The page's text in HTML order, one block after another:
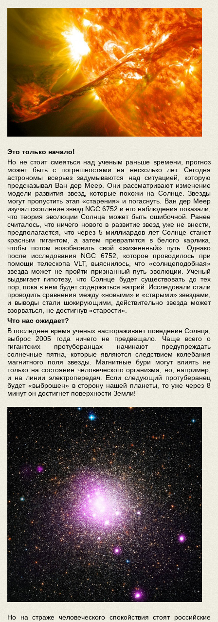
Это только начало!
Но не стоит смеяться над ученым раньше времени, прогноз
может быть с погрешностями на несколько лет. Сегодня
астрономы всерьез задумываются над ситуацией, которую
предсказывал Ван дер Меер. Они рассматривают изменение
модели развития звезд, которые похожи на Солнце. Звезды
могут пропустить этап «старения» и погаснуть. Ван дер Меер
изучал скопление звезд NGC 6752 и его наблюдения показали,
что теория эволюции Солнца может быть ошибочной. Ранее
считалось, что ничего нового в развитие звезд уже не внести,
предполагается, что через 5 миллиардов лет Солнце станет
красным гигантом, а затем превратится в белого карлика,
чтобы потом возобновить свой «жизненный» путь. Однако
после исследования NGC 6752, которое проводилось при
помощи телескопа VLT, выяснилось, что «солнцеподобная»
звезда может не пройти признанный путь эволюции. Ученый
выдвигает гипотезу, что Солнце будет существовать до тех
пор, пока в нем будет содержаться натрий. Исследовали стали
проводить сравнения между «новыми» и «старыми» звездами,
и выводы стали шокирующими, действительно звезда может
взорваться, не достигнув «старости».
Что нас ожидает?
В последнее время ученых настораживает поведение Солнца,
выброс 2005 года ничего не предвещало. Чаще всего о
гигантских протуберанцах начинают предупреждать
солнечные пятна, которые являются следствием колебания
магнитного поля звезды. Магнитные бури могут влиять не
только на состояние человеческого организма, но, например,
и на линии электропередач. Если следующий протуберанец
будет «выброшен» в сторону нашей планеты, то уже через 8
минут он достигнет поверхности Земли!
Но на страже человеческого спокойствия стоят российские